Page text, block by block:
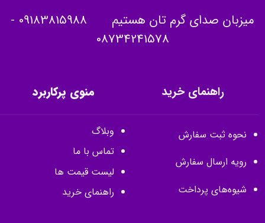
میزبان صدای گرم تان هستیم 09183815988
-
08734241578
راهنمای خرید
نحوه ثبت سفارش
رویه ارسال سفارش
شیوه‌های پرداخت
منوی پرکاربرد
وبلاگ
تماس با ما
لیست قیمت ها
راهنمای خرید